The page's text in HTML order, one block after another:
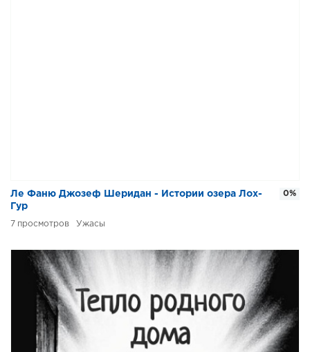
Ле Фаню Джозеф Шеридан - Истории озера Лох-
Гур
7 Ужасы
0%